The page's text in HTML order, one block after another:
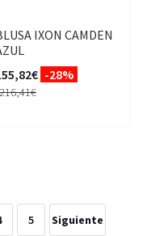
IXON CAMDEN
-28%
216,41€
5 Siguiente